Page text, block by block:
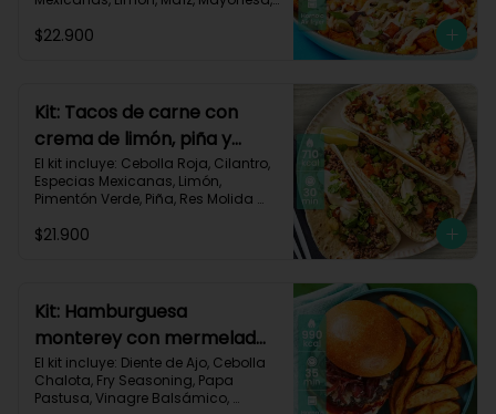
Mozzarella Rallado, Carne de Res
Grasas 30g | Proteínas 40g
$22.900
Kit: Tacos de carne con
crema de limón, piña y
especias-17
El kit incluye: Cebolla Roja, Cilantro,
Especias Mexicanas, Limón,
Pimentón Verde, Piña, Res Molida
Tortillas de Harina (3/p) y Receta
Proteínas 31g
$21.900
Kit: Hamburguesa
monterey con mermelada
de chalota y mayonesa de
ajo-66
El kit incluye: Diente de Ajo, Cebolla
Chalota, Fry Seasoning, Papa
Pastusa, Vinagre Balsámico,